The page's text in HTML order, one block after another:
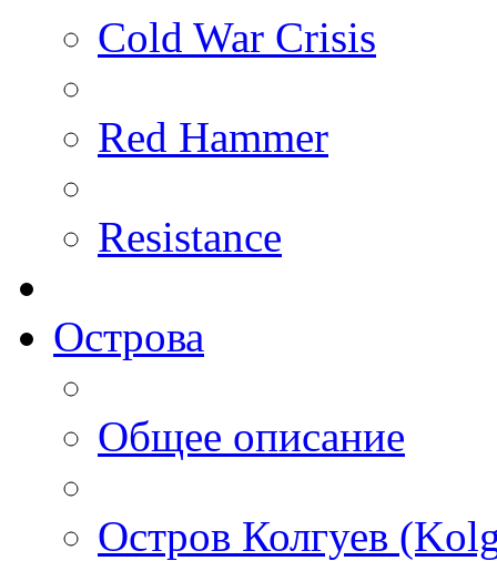
Cold War Crisis
Red Hammer
Resistance
Острова
Общее описание
Остров Колгуев